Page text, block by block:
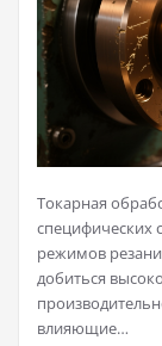
Токарная
специфических
режимов
добиться
влияющие…